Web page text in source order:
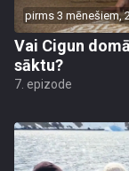
pirms 3 mēnešiem,
Vai Cigun
sāktu?
7. epizode